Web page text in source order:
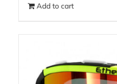
Add to cart